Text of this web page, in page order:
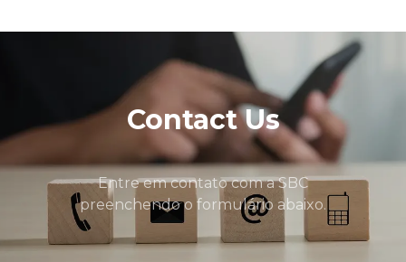
Contact Us
Entre em contato com a SBC
preenchendo o formulário abaixo.